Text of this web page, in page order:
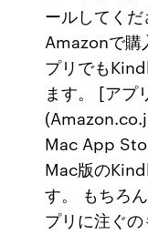
ールしてく
Amazonで購
プリでも
ます。 [ア
Mac App
Mac版の
す。 もちろ
プリに注ぐ